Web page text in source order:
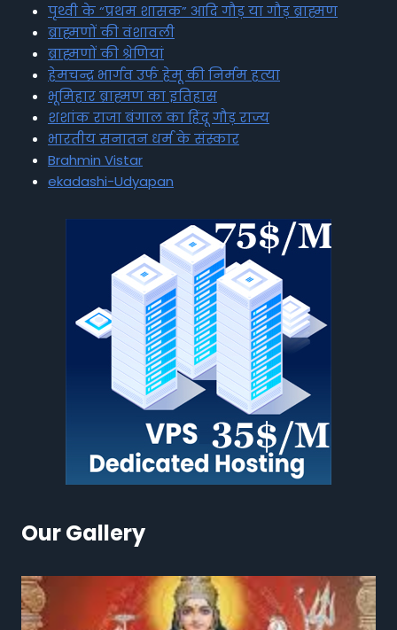
पृथ्वी के “प्रथम शासक” आदि गौड़ या गौड़ ब्राह्मण
ब्राह्मणों की वंशावली
ब्राह्मणों की श्रेणियां
हेमचन्द्र भार्गव उर्फ हेमू की निर्मम हत्या
भूमिहार ब्राह्मण का इतिहास
शशांक राजा बंगाल का हिंदू गौड़ राज्य
भारतीय सनातन धर्म के संस्कार
Brahmin Vistar
ekadashi-Udyapan
Our Gallery